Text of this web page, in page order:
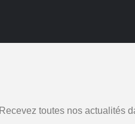
Recevez toutes nos actualités